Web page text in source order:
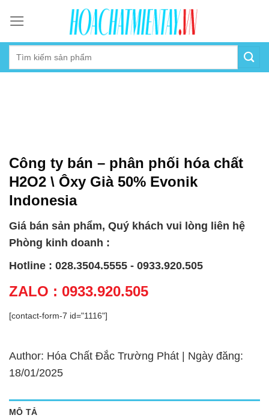
content
Công ty bán – phân phối hóa chất
H2O2 \ Ôxy Già 50% Evonik
Indonesia
Giá bán sản phẩm, Quý khách vui lòng liên hệ
Phòng kinh doanh :
Hotline : 028.3504.5555 - 0933.920.505
ZALO : 0933.920.505
[contact-form-7 id="1116"]
Author: Hóa Chất Đắc Trường Phát | Ngày đăng:
18/01/2025
MÔ TẢ